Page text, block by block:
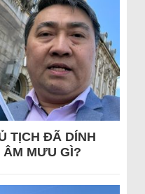
TỊCH ĐÃ DÍNH
ÂM MƯU GÌ?